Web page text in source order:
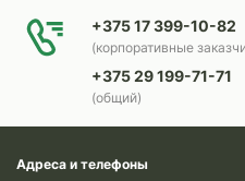
+375 17 399-10-82
(корпоративные
+375 29 199-71-71
(общий)
Адреса и телефоны